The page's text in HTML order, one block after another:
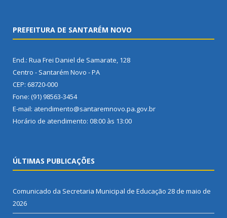
PREFEITURA DE SANTARÉM NOVO
End.: Rua Frei Daniel de Samarate, 128
Centro - Santarém Novo - PA
CEP: 68720-000
Fone: (91) 98563-3454
E-mail: atendimento@santaremnovo.pa.gov.br
Horário de atendimento: 08:00 às 13:00
ÚLTIMAS PUBLICAÇÕES
Comunicado da Secretaria Municipal de Educação 28 de maio de
2026